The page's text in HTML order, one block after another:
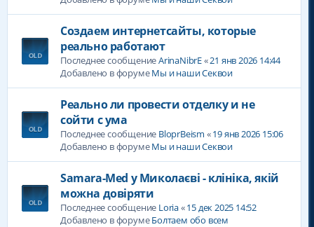
Создаем интернетсайты, которые
реально работают
Последнее сообщениеArinaNibrE«21 янв 2026 14:44
Добавлено в форумеМы и наши Секвои
Реально ли провести отделку и не
сойти с ума
Последнее сообщение BloprBeism «19 янв 2026 15:06
Добавлено в форумеМы и наши Секвои
Samara-Med у Миколаєві - клініка, якій
можна довіряти
Последнее сообщение Loria«15 дек 2025 14:52
Добавлено в форумеБолтаем обо всем